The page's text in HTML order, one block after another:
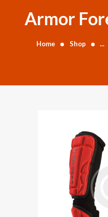
Armor
Home Shop ...
ABOUT US